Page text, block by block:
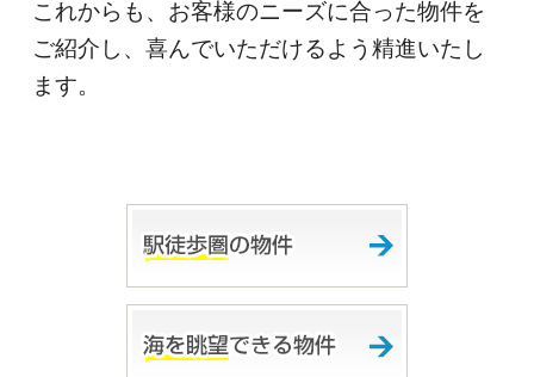
これからも、お客様のニーズに合った物件を
ご紹介し、喜んでいただけるよう精進いたし
ます。